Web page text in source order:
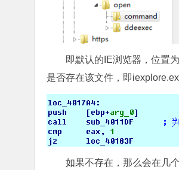
即默认的IE浏览器，位置
是否存在该文件，即
如果不存在，那么会在几